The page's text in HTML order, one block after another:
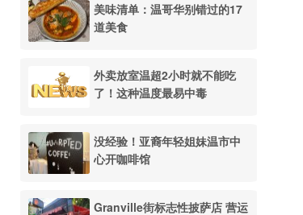
美味清单：温哥华别错过的17
道美食
外卖放室温超2小时就不能吃
了！这种温度最易中毒
没经验！亚裔年轻姐妹温市中
心开咖啡馆
Granville街标志性披萨店 营运